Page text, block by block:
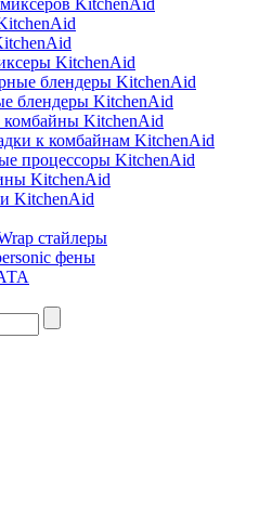
KitchenAid
блендеры KitchenAid
блендеры KitchenAid
KitchenAid
к комбайнам KitchenAid
процессоры KitchenAid
KitchenAid
KitchenAid
стайлеры
фены